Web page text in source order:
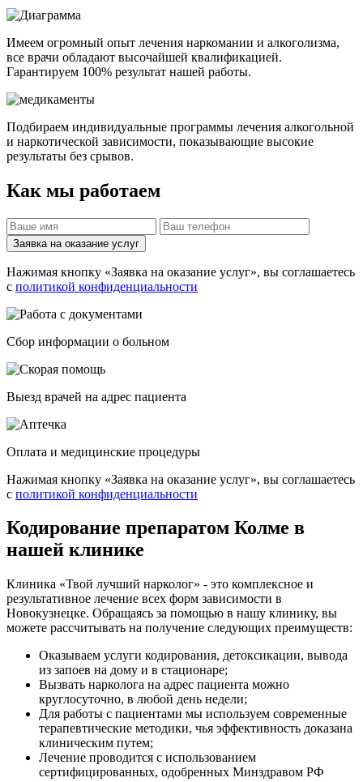
Имеем огромный опыт лечения наркомании и алкоголизма,
все врачи обладают высочайшей квалификацией.
Гарантируем 100% результат нашей работы.
Подбираем индивидуальные программы лечения алкогольной
и наркотической зависимости, показывающие высокие
результаты без срывов.
Как мы работаем
Заявка на оказание услуг
Нажимая кнопку «Заявка на оказание услуг», вы соглашаетесь
с политикой конфиденциальности
Cбор информации о больном
Выезд врачей на адрес пациента
Оплата и медицинские процедуры
Нажимая кнопку «Заявка на оказание услуг», вы соглашаетесь
с политикой конфиденциальности
Кодирование препаратом Колме в
нашей клинике
Клиника «Твой лучший нарколог» - это комплексное и
результативное лечение всех форм зависимости в
Новокузнецке. Обращаясь за помощью в нашу клинику, вы
можете рассчитывать на получение следующих преимуществ:
Оказываем услуги кодирования, детоксикации, вывода
из запоев на дому и в стационаре;
Вызвать нарколога на адрес пациента можно
круглосуточно, в любой день недели;
Для работы с пациентами мы используем современные
терапевтические методики, чья эффективность доказана
клиническим путем;
Лечение проводится с использованием
сертифицированных, одобренных Минздравом РФ